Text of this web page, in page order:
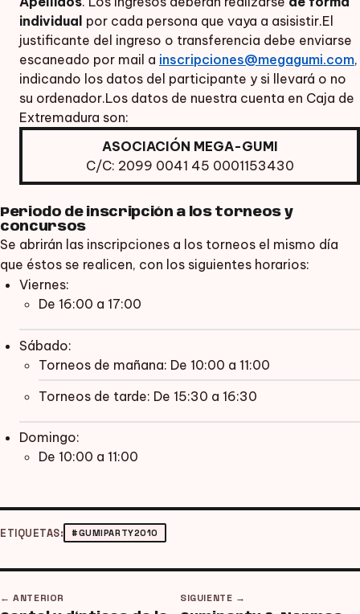
individual por cada persona que vaya a asisistir.El
justificante del ingreso o transferencia debe enviarse
escaneado por mail a inscripciones@megagumi.com,
indicando los datos del participante y si llevará o no
su ordenador.Los datos de nuestra cuenta en Caja de
Extremadura son:
ASOCIACIÓN MEGA-GUMI
C/C: 2099 0041 45 0001153430
Periodo de inscripción a los torneos y
concursos
Se abrirán las inscripciones a los torneos el mismo día
que éstos se realicen, con los siguientes horarios:
Viernes:
De 16:00 a 17:00
Sábado:
Torneos de mañana: De 10:00 a 11:00
Torneos de tarde: De 15:30 a 16:30
Domingo:
De 10:00 a 11:00
ETIQUETAS: #GUMIPARTY2010
← ANTERIOR SIGUIENTE →